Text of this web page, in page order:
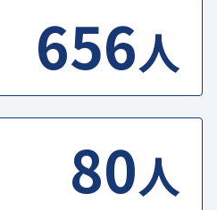
656人
80人